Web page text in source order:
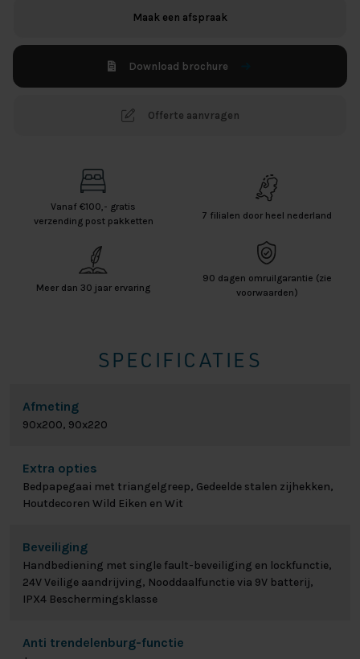
Maak een afspraak
Download brochure
Offerte aanvragen
Vanaf €100,- gratis
verzending post pakketten
7 filialen door heel nederland
Meer dan 30 jaar ervaring
90 dagen omruilgarantie (zie
voorwaarden)
SPECIFICATIES
Afmeting
90x200, 90x220
Extra opties
Bedpapegaai met triangelgreep, Gedeelde stalen zijhekken,
Houtdecoren Wild Eiken en Wit
Beveiliging
Handbediening met single fault-beveiliging en lockfunctie,
24V Veilige aandrijving, Nooddaalfunctie via 9V batterij,
IPX4 Beschermingsklasse
Anti trendelenburg-functie